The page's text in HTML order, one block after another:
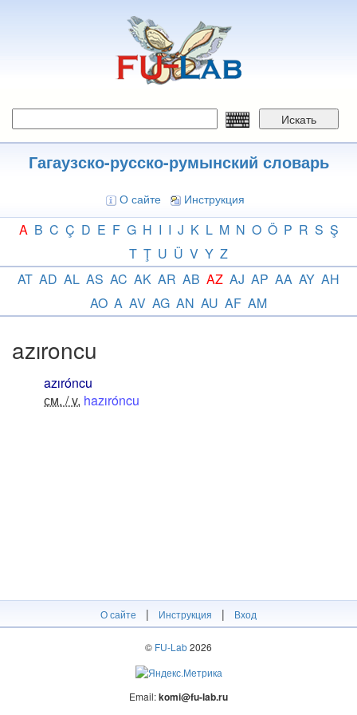
Искать
Гагаузско-русско-румынский словарь
О сайте Инструкция
A B C Ç D E F G H I I J K L M N O Ö P R S Ş
T Ţ U Ü V Y Z
AT AD AL AS AC AK AR AB AZ AJ AP AA AY AH
AO A AV AG AN AU AF AM
azıroncu
azıróncu
см. / v. hazıróncu
О сайте | Инструкция | Вход
© FU-Lab2026
Email:komi@fu-lab.ru